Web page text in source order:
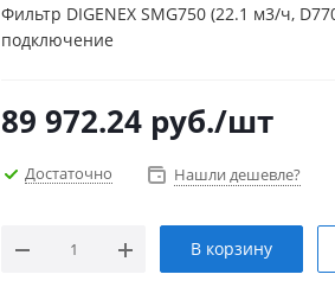
Фильтр DIGENEX SMG750 (22.1 м3/ч,
подключение
89 972.24 руб./шт
Достаточно Нашли дешевле?
В корзину